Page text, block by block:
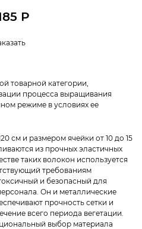
Р
товарной категории,
процесса выращивания
режиме в условиях ее
см и размером ячейки от 10 до 15
из прочных эластичных
таких волокон используется
требованиям
и безопасный для
Он и металлические
прочность сетки и
всего периода вегетации.
выбор материала